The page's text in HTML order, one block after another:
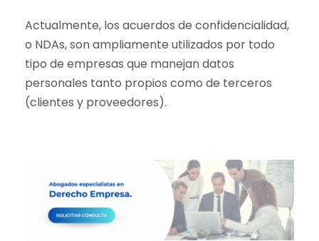
Actualmente, los acuerdos de confidencialidad,
o NDAs, son ampliamente utilizados por todo
tipo de empresas que manejan datos
personales tanto propios como de terceros
(clientes y proveedores).